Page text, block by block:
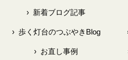
› 新着ブログ記事
›歩く灯台のつぶやきBlog
› お直し事例